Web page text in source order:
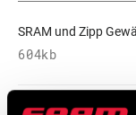
SRAM und Zipp
604kb